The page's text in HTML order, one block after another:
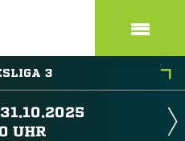
3
